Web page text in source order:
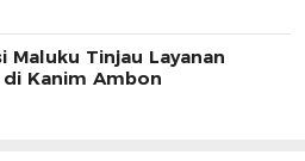
Maluku Tinjau Layanan
Kanim Ambon